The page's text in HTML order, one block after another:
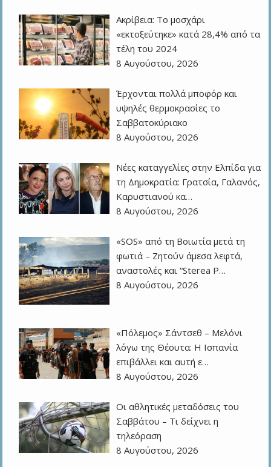
Ακρίβεια: Το μοσχάρι
«εκτοξεύτηκε» κατά 28,4% από τα
τέλη του 2024
8 Αυγούστου, 2026
Έρχονται πολλά μποφόρ και
υψηλές θερμοκρασίες το
Σαββατοκύριακο
8 Αυγούστου, 2026
Νέες καταγγελίες στην Ελπίδα για
τη Δημοκρατία: Γρατσία, Γαλανός,
Καρυστιανού κα…
8 Αυγούστου, 2026
«SOS» από τη Βοιωτία μετά τη
φωτιά – Ζητούν άμεσα λεφτά,
αναστολές και “Sterea P…
8 Αυγούστου, 2026
«Πόλεμος» Σάντσεθ – Μελόνι
λόγω της Θέουτα: Η Ισπανία
επιβάλλει και αυτή ε…
8 Αυγούστου, 2026
Οι αθλητικές μεταδόσεις του
Σαββάτου – Τι δείχνει η
τηλεόραση
8 Αυγούστου, 2026